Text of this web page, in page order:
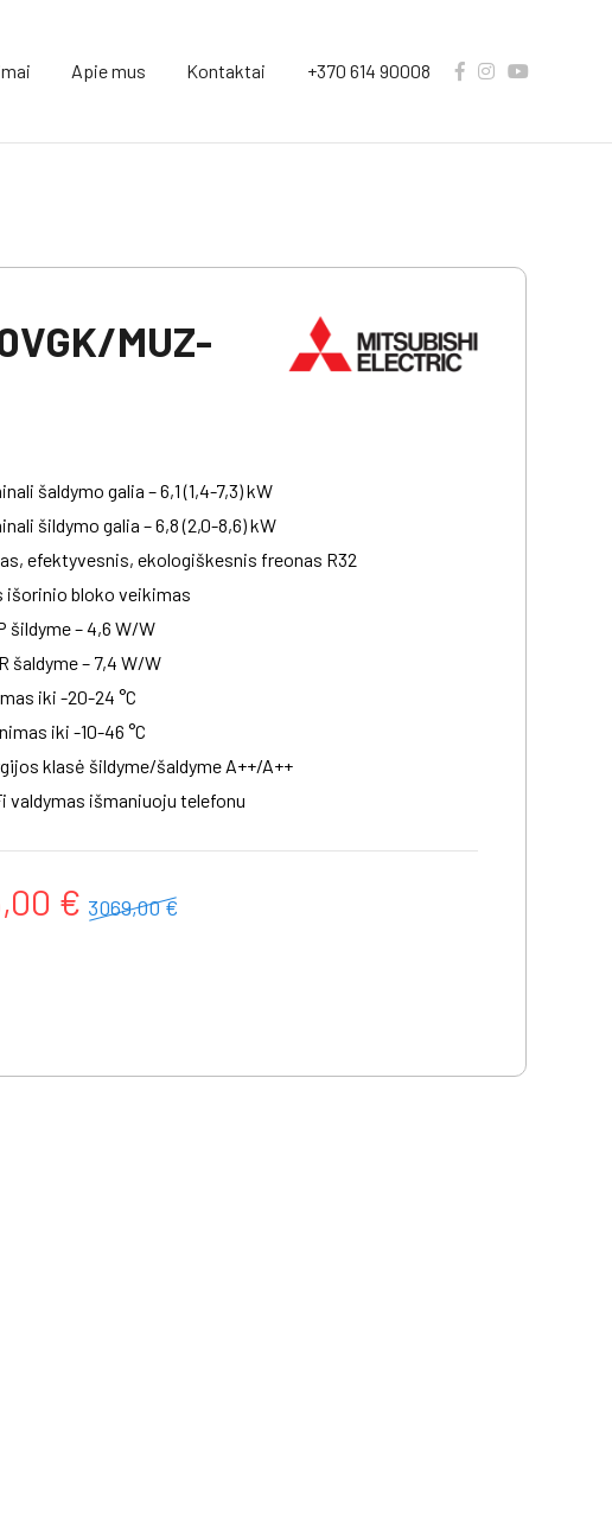
Apie mus Kontaktai +370 614 90008
MUZ-
šaldymo galia – 6,1 (1,4-7,3) kW
šildymo galia – 6,8 (2,0-8,6) kW
efektyvesnis, ekologiškesnis freonas R32
išorinio bloko veikimas
šildyme – 4,6 W/W
šaldyme – 7,4 W/W
iki -20-24 °C
iki -10-46 °C
klasė šildyme/šaldyme A++/A++
valdymas išmaniuoju telefonu
€ 3069,00 €